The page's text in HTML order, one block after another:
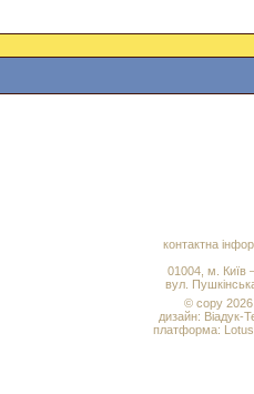
контактна
01004, м. Київ
вул.
© copy 2026
дизайн: Віадук-
платформа: